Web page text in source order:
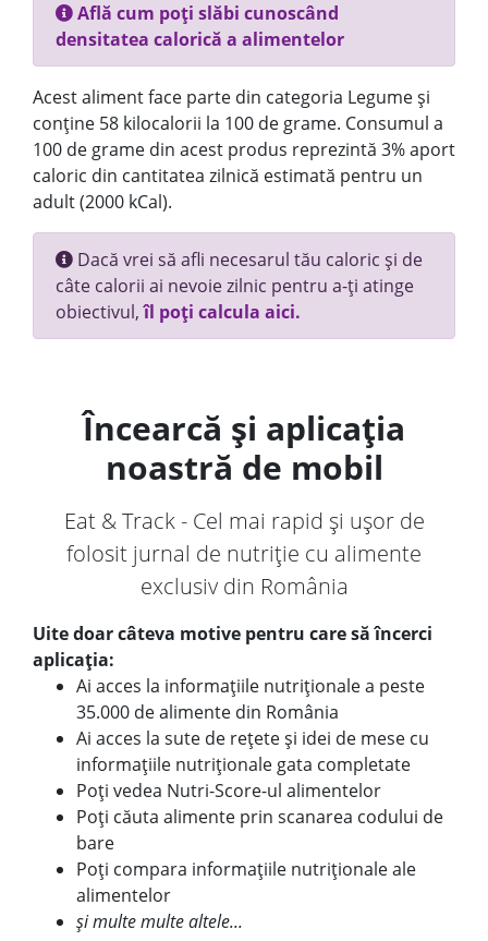
Află cum poți slăbi cunoscând
densitatea calorică a alimentelor
Acest aliment face parte din categoria Legume și
conține 58 kilocalorii la 100 de grame. Consumul a
100 de grame din acest produs reprezintă 3% aport
caloric din cantitatea zilnică estimată pentru un
adult (2000 kCal).
Dacă vrei să afli necesarul tău caloric și de
câte calorii ai nevoie zilnic pentru a-ți atinge
obiectivul,îl poți calcula aici.
Încearcă și aplicația
noastră de mobil
Eat & Track - Cel mai rapid și ușor de
folosit jurnal de nutriție cu alimente
exclusiv din România
Uite doar câteva motive pentru care să încerci
aplicația:
Ai acces la informațiile nutriționale a peste
35.000 de alimente din România
Ai acces la sute de rețete și idei de mese cu
informațiile nutriționale gata completate
Poți vedea Nutri-Score-ul alimentelor
Poți căuta alimente prin scanarea codului de
bare
Poți compara informațiile nutriționale ale
alimentelor
și multe multe altele...